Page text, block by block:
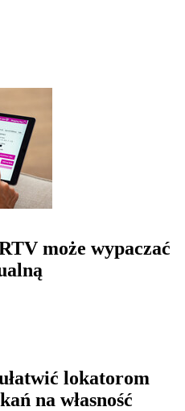
może wypaczać
lokatorom
na własność